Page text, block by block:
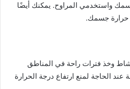
واستخدمي المراوح. يمكنك أيضًا
حرارة جسمك.
وخذ فترات راحة في المناطق
عند الحاجة لمنع ارتفاع درجة الحرارة